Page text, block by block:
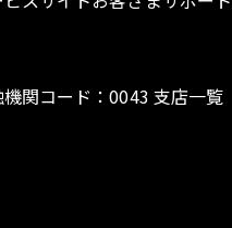
関コード：0043 支店一覧